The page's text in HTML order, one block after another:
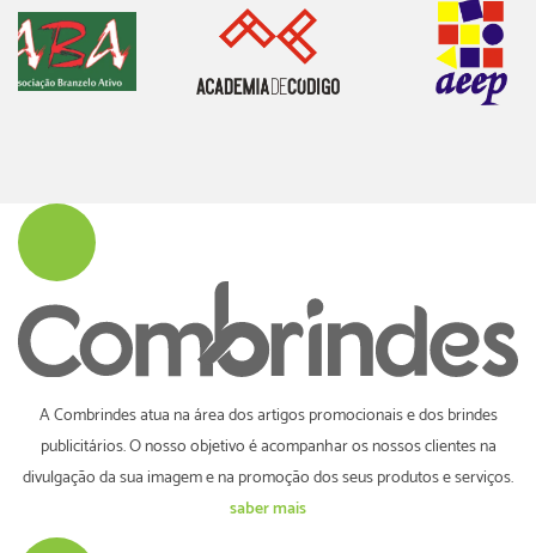
A Combrindes atua na área dos artigos promocionais e dos brindes
publicitários. O nosso objetivo é acompanhar os nossos clientes na
divulgação da sua imagem e na promoção dos seus produtos e serviços.
saber mais